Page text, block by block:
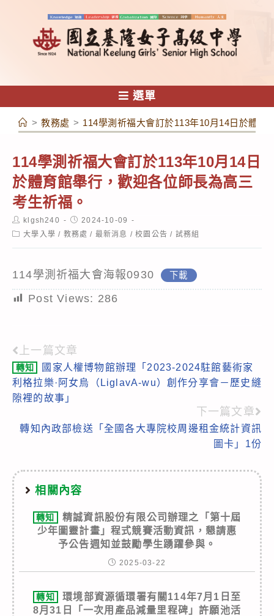
容
選單
> 教務處 > 114學測祈福大會訂於113年10月14日於體育
114學測祈福大會訂於113年10月14日
於體育館舉行，歡迎各位師長為高三
考生祈福。
Post
author:
klgsh240
Post
published:
2024-10-09
Post大學入學 / 教務處 / 最新消息 / 校園公告 / 試務組
114學測祈福大會海報0930 下載
Post Views: 286
Read
more
articles
上一篇文章
轉知
國家人權博物館辦理「2023-2024駐館藝術家
利格拉樂·阿女烏（LiglavA-wu）創作分享會－歷史縫
隙裡的故事」
下一篇文章
轉知內政部檢送「全國各大專院校周邊租金統計資訊
圖卡」1份
相關內容
轉知
精誠資訊股份有限公司辦理之「第十屆
少年圖靈計畫」程式競賽活動資訊，懇請惠
予公告週知並鼓勵學生踴躍參與。
2025-03-22
轉知
環境部資源循環署有關114年7月1日至
8月31日「一次用產品減量里程碑」許願池活